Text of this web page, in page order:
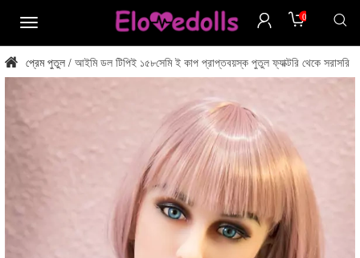
মেনু
0
প্রেম পুতুল / আইমি ডল টিপিই ১৫৮সেমি ই কাপ প্রাপ্তবয়স্ক পুতুল ফ্যাক্টরি থেকে সরাসরি